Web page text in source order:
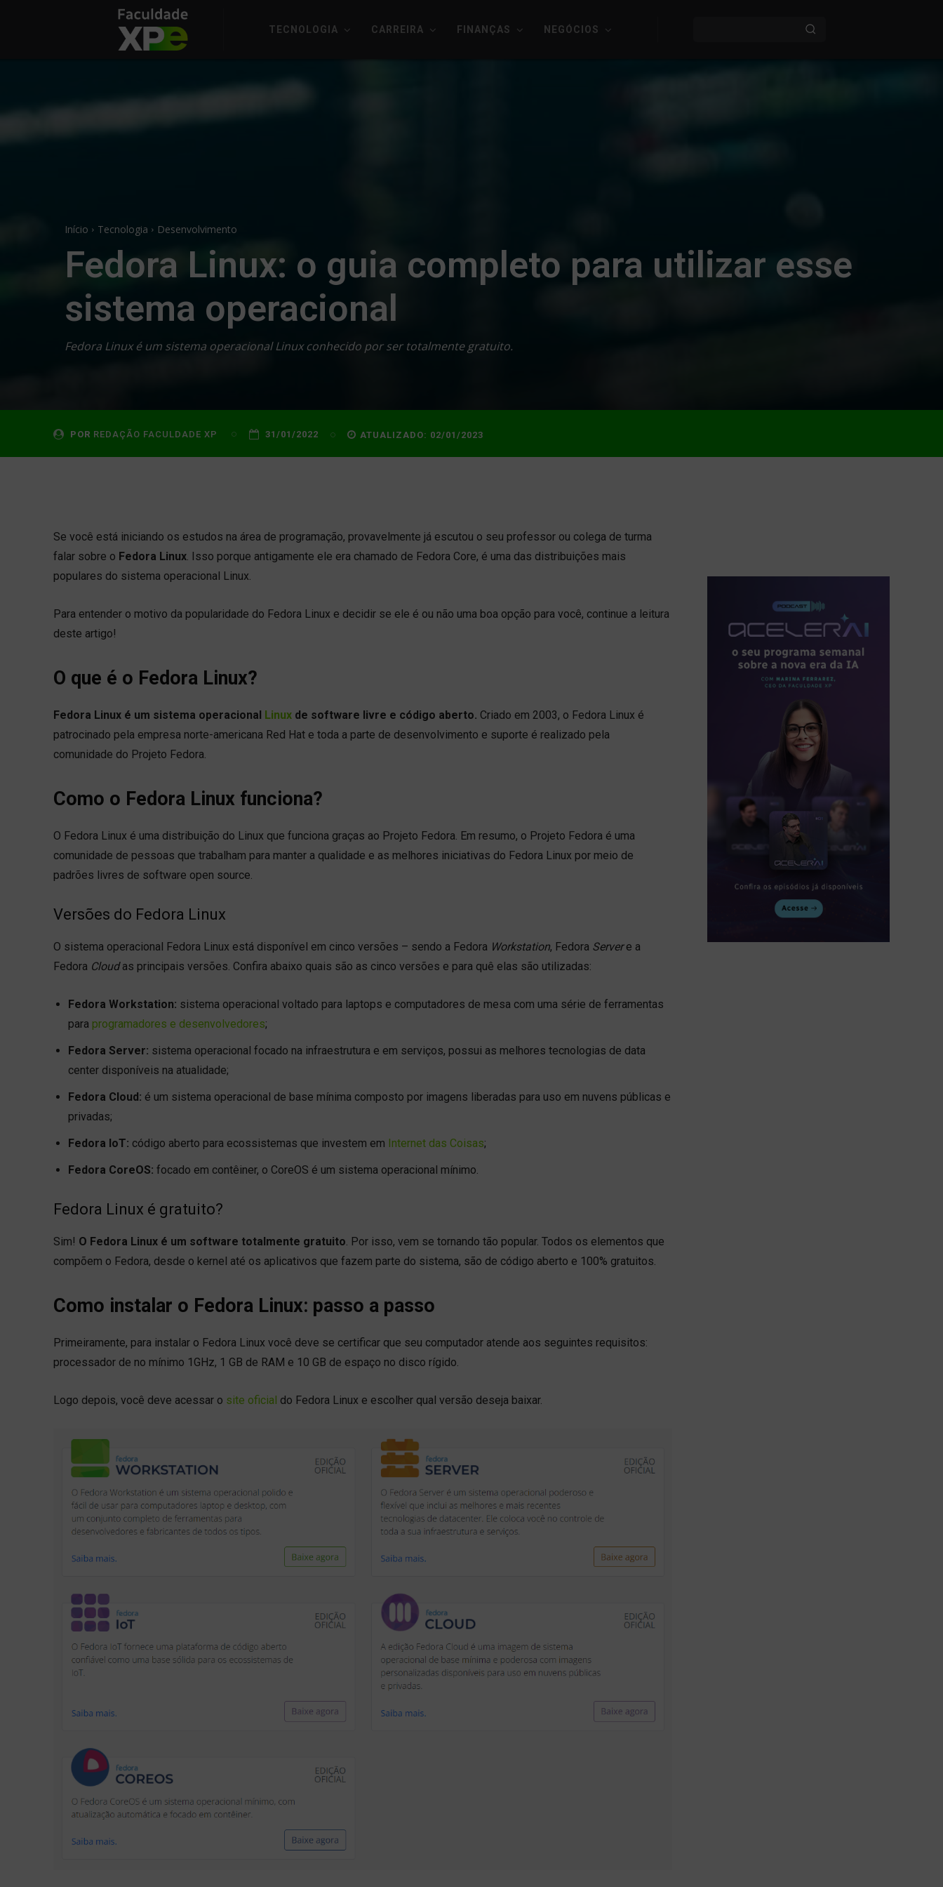
TECNOLOGIA CARREIRA FINANÇAS NEGÓCIOS
Início Tecnologia Desenvolvimento
Fedora Linux: o guia completo para utilizar esse
sistema operacional
Fedora Linux é um sistema operacional Linux conhecido por ser totalmente gratuito.
POR REDAÇÃO FACULDADE XP 31/01/2022 ATUALIZADO: 02/01/2023
Se você está iniciando os estudos na área de programação, provavelmente já escutou o seu professor ou colega de turma
falar sobre o Fedora Linux . Isso porque antigamente ele era chamado de Fedora Core, é uma das distribuições mais
populares do sistema operacional Linux.
Para entender o motivo da popularidade do Fedora Linux e decidir se ele é ou não uma boa opção para você, continue a leitura
deste artigo!
O que é o Fedora Linux?
Fedora Linux é um sistema operacional Linux de software livre e código aberto. Criado em 2003, o Fedora Linux é
patrocinado pela empresa norte-americana Red Hat e toda a parte de desenvolvimento e suporte é realizado pela
comunidade do Projeto Fedora.
Como o Fedora Linux funciona?
O Fedora Linux é uma distribuição do Linux que funciona graças ao Projeto Fedora. Em resumo, o Projeto Fedora é uma
comunidade de pessoas que trabalham para manter a qualidade e as melhores iniciativas do Fedora Linux por meio de
padrões livres de software open source.
Versões do Fedora Linux
O sistema operacional Fedora Linux está disponível em cinco versões – sendo a Fedora Workstation, Fedora Servere a
Fedora Cloudas principais versões. Confira abaixo quais são as cinco versões e para quê elas são utilizadas:
Fedora Workstation: sistema operacional voltado para laptops e computadores de mesa com uma série de ferramentas
para programadores e desenvolvedores;
Fedora Server: sistema operacional focado na infraestrutura e em serviços, possui as melhores tecnologias de data
center disponíveis na atualidade;
Fedora Cloud: é um sistema operacional de base mínima composto por imagens liberadas para uso em nuvens públicas e
privadas;
Fedora IoT: código aberto para ecossistemas que investem em Internet das Coisas;
Fedora CoreOS: focado em contêiner, o CoreOS é um sistema operacional mínimo.
Fedora Linux é gratuito?
Sim! O Fedora Linux é um software totalmente gratuito . Por isso, vem se tornando tão popular. Todos os elementos que
compõem o Fedora, desde o kernel até os aplicativos que fazem parte do sistema, são de código aberto e 100% gratuitos.
Como instalar o Fedora Linux: passo a passo
Primeiramente, para instalar o Fedora Linux você deve se certificar que seu computador atende aos seguintes requisitos:
processador de no mínimo 1GHz, 1 GB de RAM e 10 GB de espaço no disco rígido.
Logo depois, você deve acessar o site oficial do Fedora Linux e escolher qual versão deseja baixar.